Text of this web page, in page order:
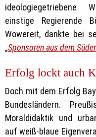
ideologiegetriebene
einstige Regierende
Wowereit, dankte bei
„Sponsoren aus dem
Erfolg lockt auch
Doch mit dem Erfolg
Bundesländern.
Moraldidaktik und
auf weiß-blaue